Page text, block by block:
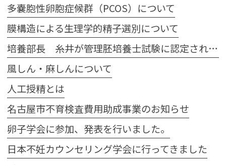
多嚢胞性卵胞症候群（PCOS）について
膜構造による生理学的精子選別について
培養部長 糸井が管理胚培養士試験に認定されました
風しん・麻しんについて
人工授精とは
名古屋市不育検査費用助成事業のお知らせ
卵子学会に参加、発表を行いました。
日本不妊カウンセリング学会に行ってきました